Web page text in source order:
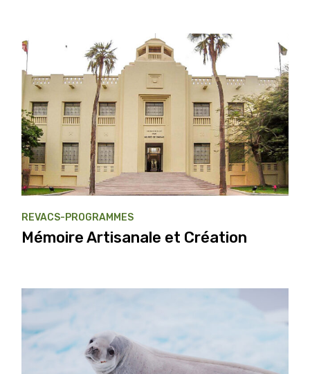
REVACS-PROGRAMMES
Mémoire Artisanale et Création